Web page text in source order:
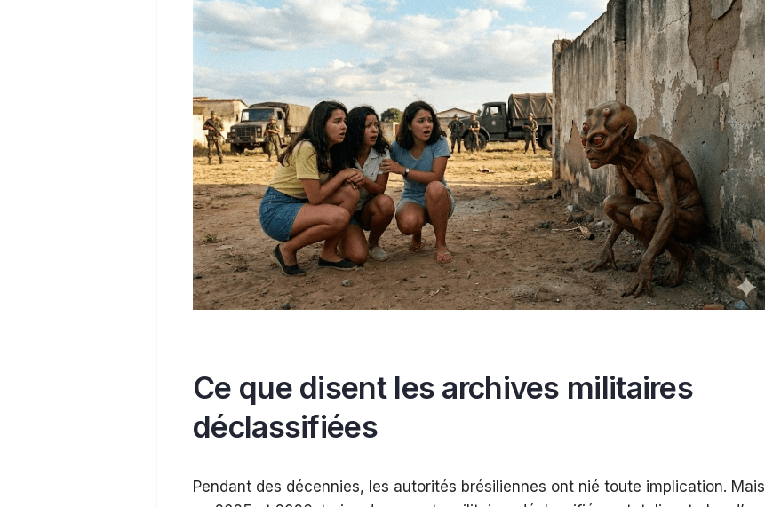
Ce que disent les archives militaires
déclassifiées
Pendant des décennies, les autorités brésiliennes ont nié toute implication. Mais